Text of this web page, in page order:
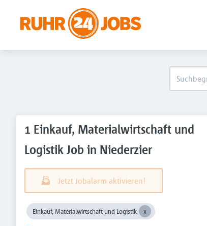
1 Einkauf, Materialwirtschaft und
Logistik Job in Niederzier
Jetzt Jobalarm aktivieren!
Einkauf, Materialwirtschaft und Logistik